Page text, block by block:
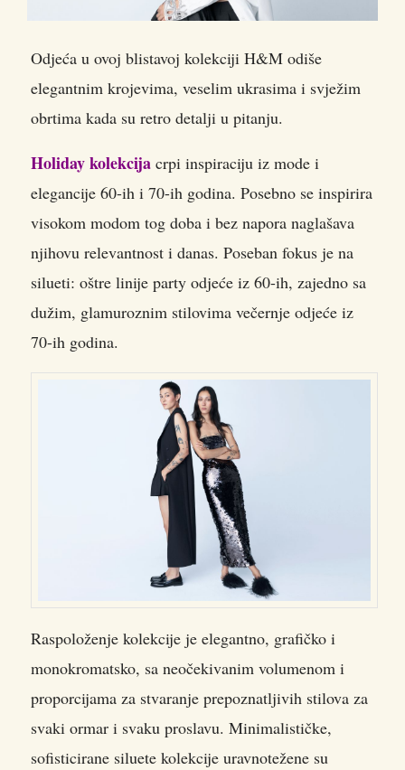
Odjeća u ovoj blistavoj kolekciji H&M odiše
elegantnim krojevima, veselim ukrasima i svježim
obrtima kada su retro detalji u pitanju.
Holiday kolekcija crpi inspiraciju iz mode i
elegancije 60-ih i 70-ih godina. Posebno se inspirira
visokom modom tog doba i bez napora naglašava
njihovu relevantnost i danas. Poseban fokus je na
silueti: oštre linije party odjeće iz 60-ih, zajedno sa
dužim, glamuroznim stilovima večernje odjeće iz
70-ih godina.
Raspoloženje kolekcije je elegantno, grafičko i
monokromatsko, sa neočekivanim volumenom i
proporcijama za stvaranje prepoznatljivih stilova za
svaki ormar i svaku proslavu. Minimalističke,
sofisticirane siluete kolekcije uravnotežene su